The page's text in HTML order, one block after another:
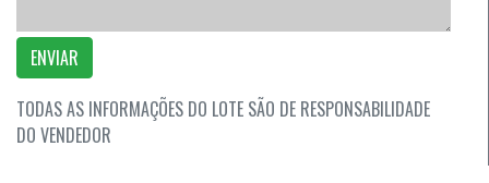
ENVIAR
TODAS AS INFORMAÇÕES DO LOTE SÃO DE RESPONSABILIDADE
DO VENDEDOR